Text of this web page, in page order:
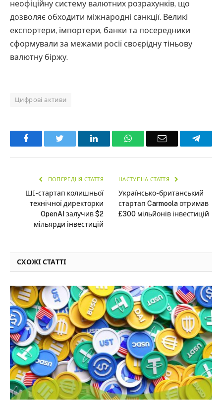
неофіційну систему валютних розрахунків, що
дозволяє обходити міжнародні санкції. Великі
експортери, імпортери, банки та посередники
сформували за межами росії своєрідну тіньову
валютну біржу.
Цифрові активи
Facebook LinkedInWhatsAppEmail
ПОПЕРЕДНЯ СТАТТЯ
ШІ-стартап колишньої
технічної директорки
OpenAI залучив $2
мільярди інвестицій
НАСТУПНА СТАТТЯ
Українсько-британський
стартап Carmoola отримав
£300 мільйонів інвестицій
СХОЖІ СТАТТІ